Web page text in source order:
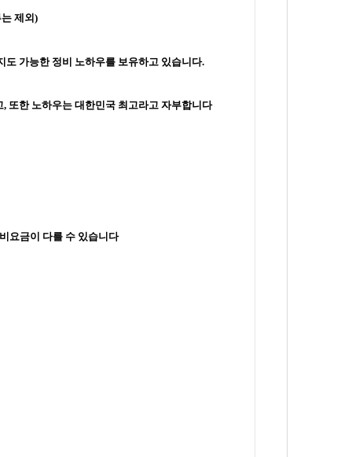
제외)
도 가능한 정비 노하우를 보유하고 있습니다.
, 또한 노하우는 대한민국 최고라고 자부합니다
요금이 다를 수 있습니다